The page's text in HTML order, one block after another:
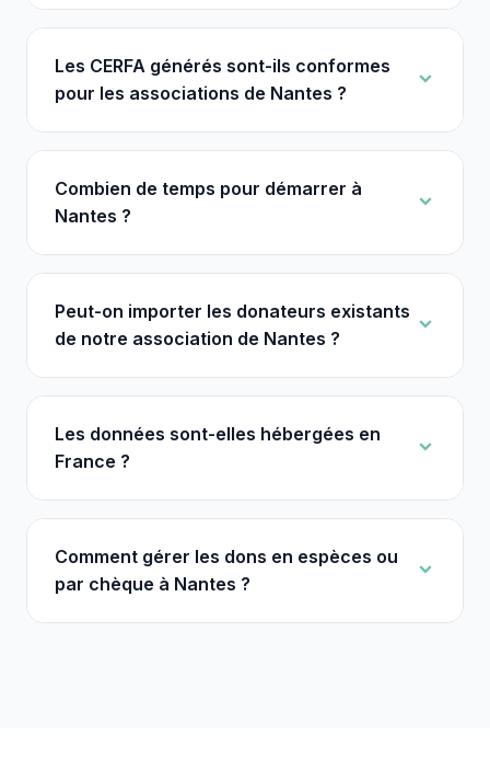
Les CERFA générés sont-ils conformes
pour les associations de Nantes ?
Combien de temps pour démarrer à
Nantes ?
Peut-on importer les donateurs existants
de notre association de Nantes ?
Les données sont-elles hébergées en
France ?
Comment gérer les dons en espèces ou
par chèque à Nantes ?